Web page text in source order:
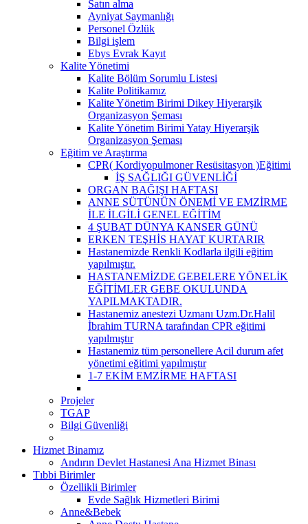
Satın alma
Ayniyat Saymanlığı
Personel Özlük
Bilgi işlem
Ebys Evrak Kayıt
Kalite Yönetimi
Kalite Bölüm Sorumlu Listesi
Kalite Politikamız
Kalite Yönetim Birimi Dikey Hiyerarşik
Organizasyon Şeması
Kalite Yönetim Birimi Yatay Hiyerarşik
Organizasyon Şeması
Eğitim ve Araştırma
CPR( Kordiyopulmoner Resüsitasyon )Eğitimi
İŞ SAĞLIĞI GÜVENLİĞİ
ORGAN BAĞIŞI HAFTASI
ANNE SÜTÜNÜN ÖNEMİ VE EMZİRME
İLE İLGİLİ GENEL EĞİTİM
4 ŞUBAT DÜNYA KANSER GÜNÜ
ERKEN TEŞHİS HAYAT KURTARIR
Hastanemizde Renkli Kodlarla ilgili eğitim
yapılmıştır.
HASTANEMİZDE GEBELERE YÖNELİK
EĞİTİMLER GEBE OKULUNDA
YAPILMAKTADIR.
Hastanemiz anestezi Uzmanı Uzm.Dr.Halil
İbrahim TURNA tarafından CPR eğitimi
yapılmıştır
Hastanemiz tüm personellere Acil durum afet
yönetimi eğitimi yapılmıştır
1-7 EKİM EMZİRME HAFTASI
Projeler
TGAP
Bilgi Güvenliği
Hizmet Binamız
Andırın Devlet Hastanesi Ana Hizmet Binası
Tıbbi Birimler
Özellikli Birimler
Evde Sağlık Hizmetleri Birimi
Anne&Bebek